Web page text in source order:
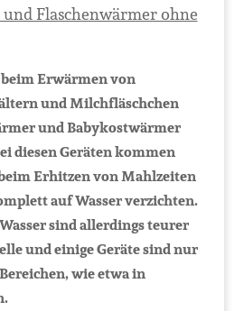
Flaschenwärmer ohne
Erwärmen von
und Milchfläschchen
und Babykostwärmer
diesen Geräten kommen
Erhitzen von Mahlzeiten
auf Wasser verzichten.
sind allerdings teurer
und einige Geräte sind nur
wie etwa in